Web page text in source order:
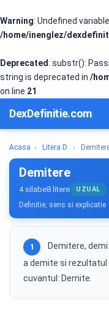
Warning: Undefined
/home/inenglez/
Deprecated: substr():
string is deprecated in /
on line 21
DexDefinitie.com
Acasa › Litera D ›
Demitere
4 silabe8 litere UZUAL
Definitie, sens si explicatie
1
Demitere,
a demite si rezultatul
cuvantul: Demite.